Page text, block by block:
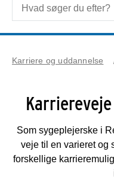
Karriere og uddannelse
Som sygeplejerske i
veje til en varieret og
forskellige